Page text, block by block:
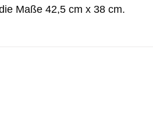
Maße 42,5 cm x 38 cm.